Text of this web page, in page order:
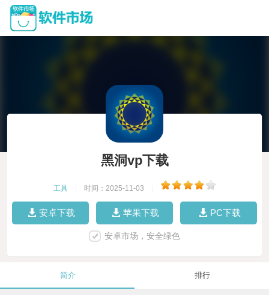
黑洞vp下载
工具 时间：2025-11-03
安卓下载 苹果下载 PC下载
安卓市场，安全绿色
简介 排行